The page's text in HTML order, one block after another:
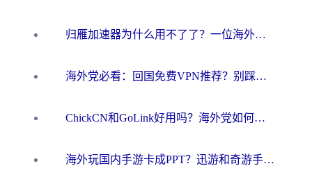
归雁加速器为什么用不了了？一位海外游子的真实困惑与技术解答
海外党必看：回国免费VPN推荐？别踩坑！教你选对加速器无缝刷国内资源
ChickCN和GoLink好用吗？海外党如何选对回国加速器
海外玩国内手游卡成PPT？迅游和奇游手游哪个好？一篇讲透回国加速器怎么选